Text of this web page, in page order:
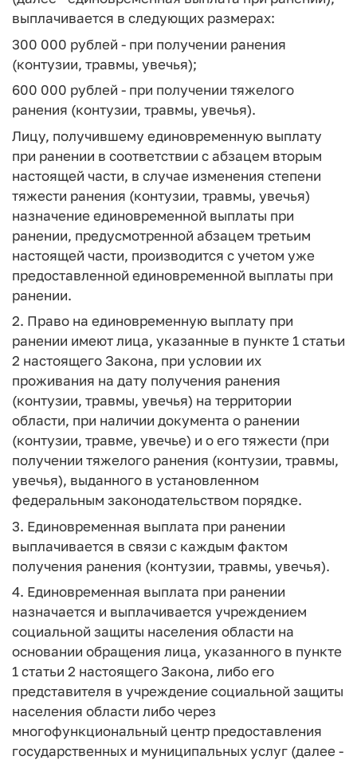
выплачивается в следующих размерах:
300 000 рублей - при получении ранения
(контузии, травмы, увечья);
600 000 рублей - при получении тяжелого
ранения (контузии, травмы, увечья).
Лицу, получившему единовременную выплату
при ранении в соответствии с абзацем вторым
настоящей части, в случае изменения степени
тяжести ранения (контузии, травмы, увечья)
назначение единовременной выплаты при
ранении, предусмотренной абзацем третьим
настоящей части, производится с учетом уже
предоставленной единовременной выплаты при
ранении.
2. Право на единовременную выплату при
ранении имеют лица, указанные в пункте 1 статьи
2 настоящего Закона, при условии их
проживания на дату получения ранения
(контузии, травмы, увечья) на территории
области, при наличии документа о ранении
(контузии, травме, увечье) и о его тяжести (при
получении тяжелого ранения (контузии, травмы,
увечья), выданного в установленном
федеральным законодательством порядке.
3. Единовременная выплата при ранении
выплачивается в связи с каждым фактом
получения ранения (контузии, травмы, увечья).
4. Единовременная выплата при ранении
назначается и выплачивается учреждением
социальной защиты населения области на
основании обращения лица, указанного в пункте
1 статьи 2 настоящего Закона, либо его
представителя в учреждение социальной защиты
населения области либо через
многофункциональный центр предоставления
государственных и муниципальных услуг (далее -